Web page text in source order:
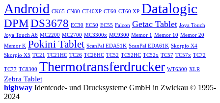
Android CK65 CN80 CT40XP CT60 CT60 XP Datalogic
DPMDS3678 EC30 EC50 EC55 Falcon Getac Tablet Joya Touch
Joya Touch A6 MC2200 MC2700 MC3300x MC9300 Memor 1 Memor 10 Memor 20
Memor K Pokini Tablet ScanPal EDA51K ScanPal EDA61K Skorpio X4
Skorpio X5 TC21 TC21HC TC26 TC26HC TC52 TC52HC TC52x TC57 TC57x TC72
TC77 TC8300 Thermotransferdrucker WT6300 XLR
Zebra Tablet
highway Identcode- und Drucksysteme GmbH in Zwickau © 1995-
2024